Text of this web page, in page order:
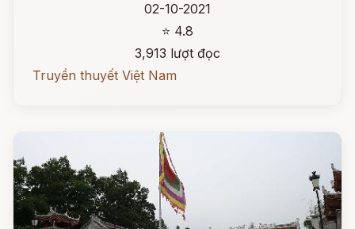
02-10-2021
⭐ 4.8
3,913 lượt đọc
Truyền thuyết Việt Nam